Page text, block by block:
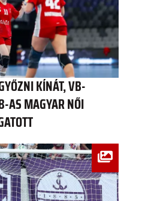
KÍNÁT, VB-
AS MAGYAR NŐI